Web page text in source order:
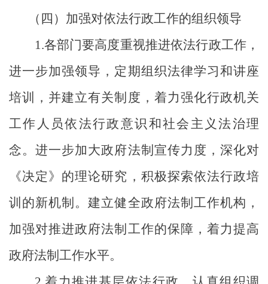
（ 四）加强对依法行政工作的组织领导
1 .各部门要高度重视推进依法行政工作，
进一步加强领导，定期组织法律学习和讲座
培训，并建立有关制度，着力强化行政机关
工作人员依法行政意识和社会主义法治理
念。进一步加大政府法制宣传力度，深化对
《决定》的理论研究，积极探索依法行政培
训的新机制。建立健全政府法制工作机构，
加强对推进政府法制工作的保障，着力提高
政府法制工作水平。